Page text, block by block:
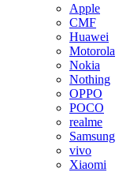
Apple
CMF
Huawei
Motorola
Nokia
Nothing
OPPO
POCO
realme
Samsung
vivo
Xiaomi